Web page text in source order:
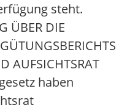
steht.
ÜBER DIE
AUFSICHTSRAT
haben